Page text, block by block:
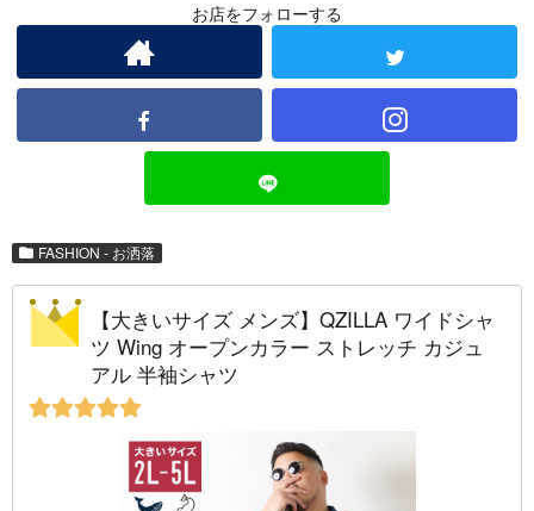
お店をフォローする
FASHION - お洒落
【大きいサイズ メンズ】QZILLA ワイドシャ
ツ Wing オープンカラー ストレッチ カジュ
アル 半袖シャツ